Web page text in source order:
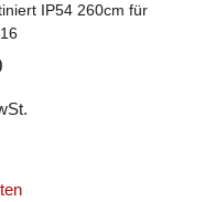
IP54 260cm für